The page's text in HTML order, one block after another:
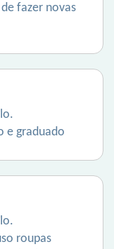
fazer novas
e graduado
roupas